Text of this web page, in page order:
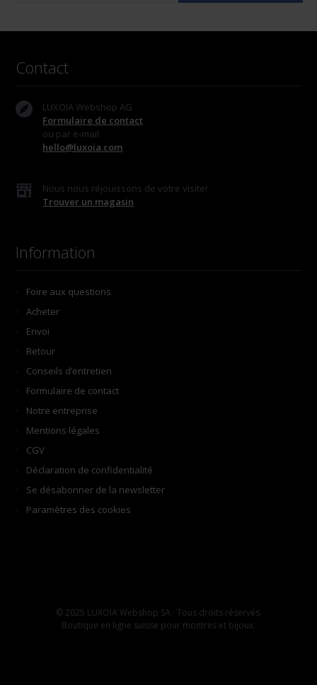
Contact
LUXOIA Webshop AG
Formulaire de contact
ou par e-mail
hello@luxoia.com
Nous nous réjouissons de votre visite!
Trouver un magasin
Information
Foire aux questions
Acheter
Envoi
Retour
Conseils d’entretien
Formulaire de contact
Notre entreprise
Mentions légales
CGV
Déclaration de confidentialité
Se désabonner de la newsletter
Paramètres des cookies
© 2025 LUXOIA Webshop SA · Tous droits réservés.
Boutique en ligne suisse pour montres et bijoux.